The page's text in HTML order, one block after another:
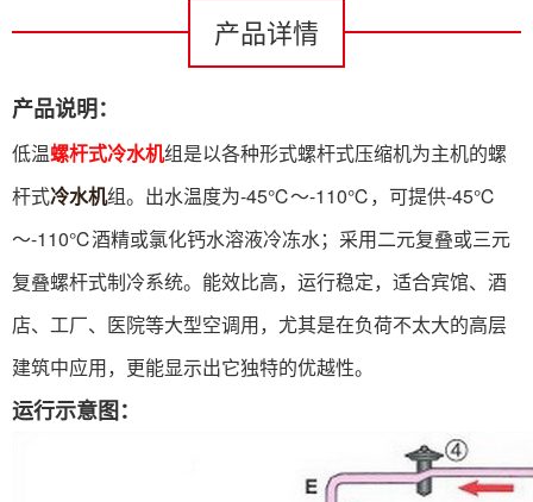
产品详情
产品说明：
低温螺杆式冷水机组是以各种形式螺杆式压缩机为主机的螺
杆式冷水机组。出水温度为-45℃～-110℃，可提供-45℃
～-110℃酒精或氯化钙水溶液冷冻水；采用二元复叠或三元
复叠螺杆式制冷系统。能效比高，运行稳定，适合宾馆、酒
店、工厂、医院等大型空调用，尤其是在负荷不太大的高层
建筑中应用，更能显示出它独特的优越性。
运行示意图：